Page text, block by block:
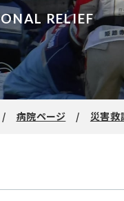
RELIEF
病院ページ 災害救